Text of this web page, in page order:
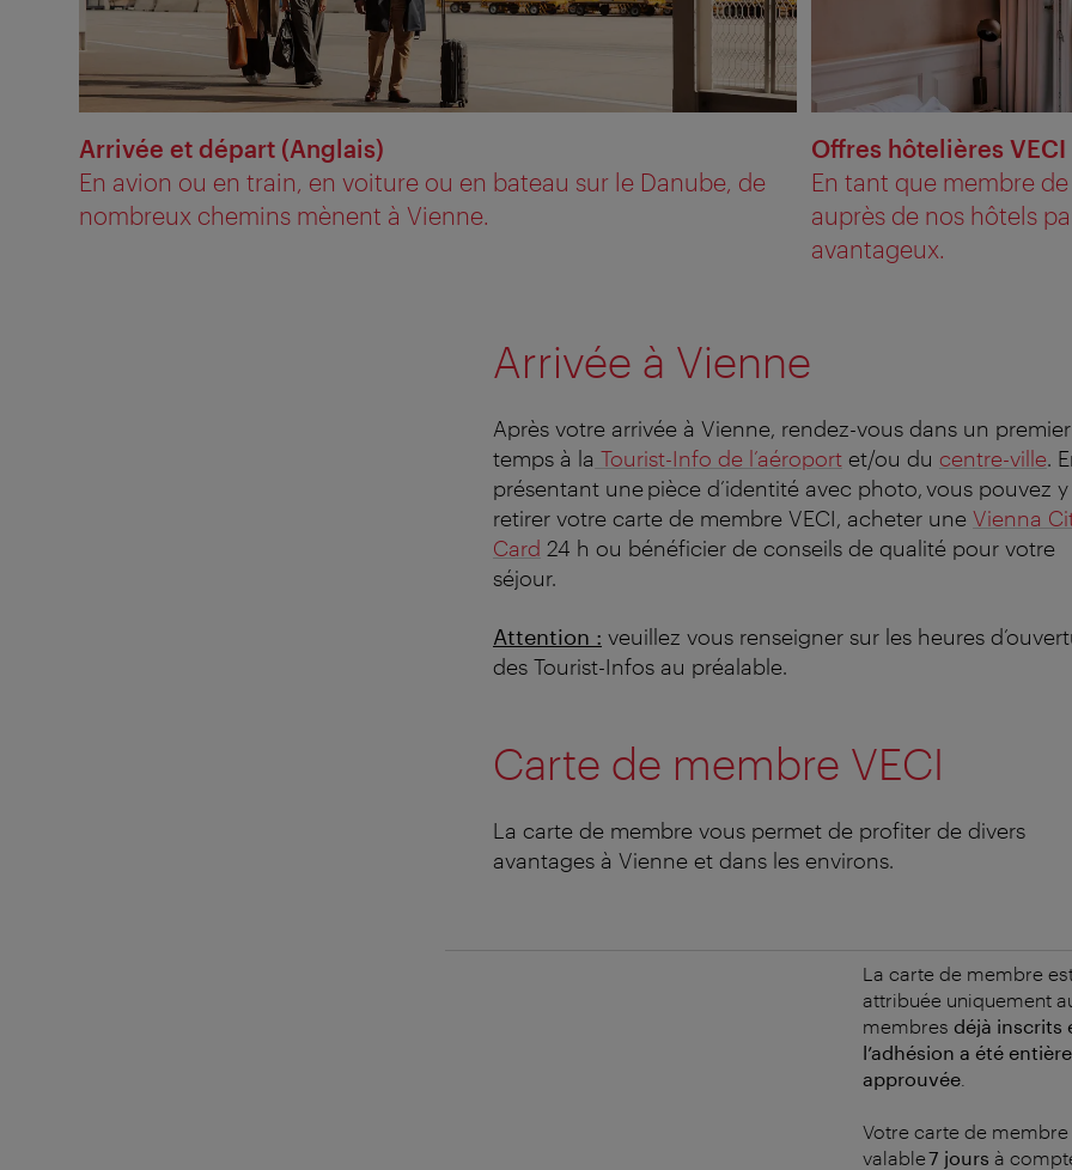
Arrivée et départ (Anglais)
En avion ou en train, en voiture ou en bateau sur le Danube, de
nombreux chemins mènent à Vienne.
Offres hôtelières VECI
En tant que membre
auprès de nos hôtels
avantageux.
Arrivée à Vienne
Après votre arrivée à Vienne, rendez-vous dans un premier
temps à la Tourist-Info de l’aéroport et/ou du centre-ville.
présentant une pièce d’identité avec photo, vous pouvez y
retirer votre carte de membre VECI, acheter une Vienna
Card 24 h ou bénéficier de conseils de qualité pour votre
séjour.
Attention : veuillez vous renseigner sur les heures
des Tourist-Infos au préalable.
Carte de membre VECI
La carte de membre vous permet de profiter de divers
avantages à Vienne et dans les environs.
La carte de membre
attribuée uniquement
membres déjà inscrits
l’adhésion a été
approuvée
Votre carte de membre
valable7 jours à